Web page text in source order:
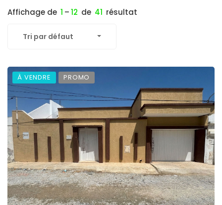
Affichage de 1 –12 de 41 résultat
Tri par défaut
À VENDRE PROMO